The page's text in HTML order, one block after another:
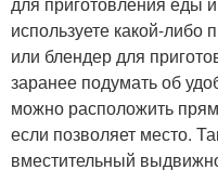
используете какой-либо
или блендер для
заранее подумать об
можно расположить
если позволяет место.
вместительный